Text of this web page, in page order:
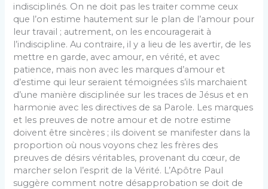
indisciplinés. On ne doit pas les traiter comme ceux
que l’on estime hautement sur le plan de l’amour pour
leur travail ; autrement, on les encouragerait à
l’indiscipline. Au contraire, il y a lieu de les avertir, de les
mettre en garde, avec amour, en vérité, et avec
patience, mais non avec les marques d’amour et
d’estime qui leur seraient témoignées s’ils marchaient
d’une manière disciplinée sur les traces de Jésus et en
harmonie avec les directives de sa Parole. Les marques
et les preuves de notre amour et de notre estime
doivent être sincères ; ils doivent se manifester dans la
proportion où nous voyons chez les frères des
preuves de désirs véritables, provenant du cœur, de
marcher selon l’esprit de la Vérité. L’Apôtre Paul
suggère comment notre désapprobation se doit de